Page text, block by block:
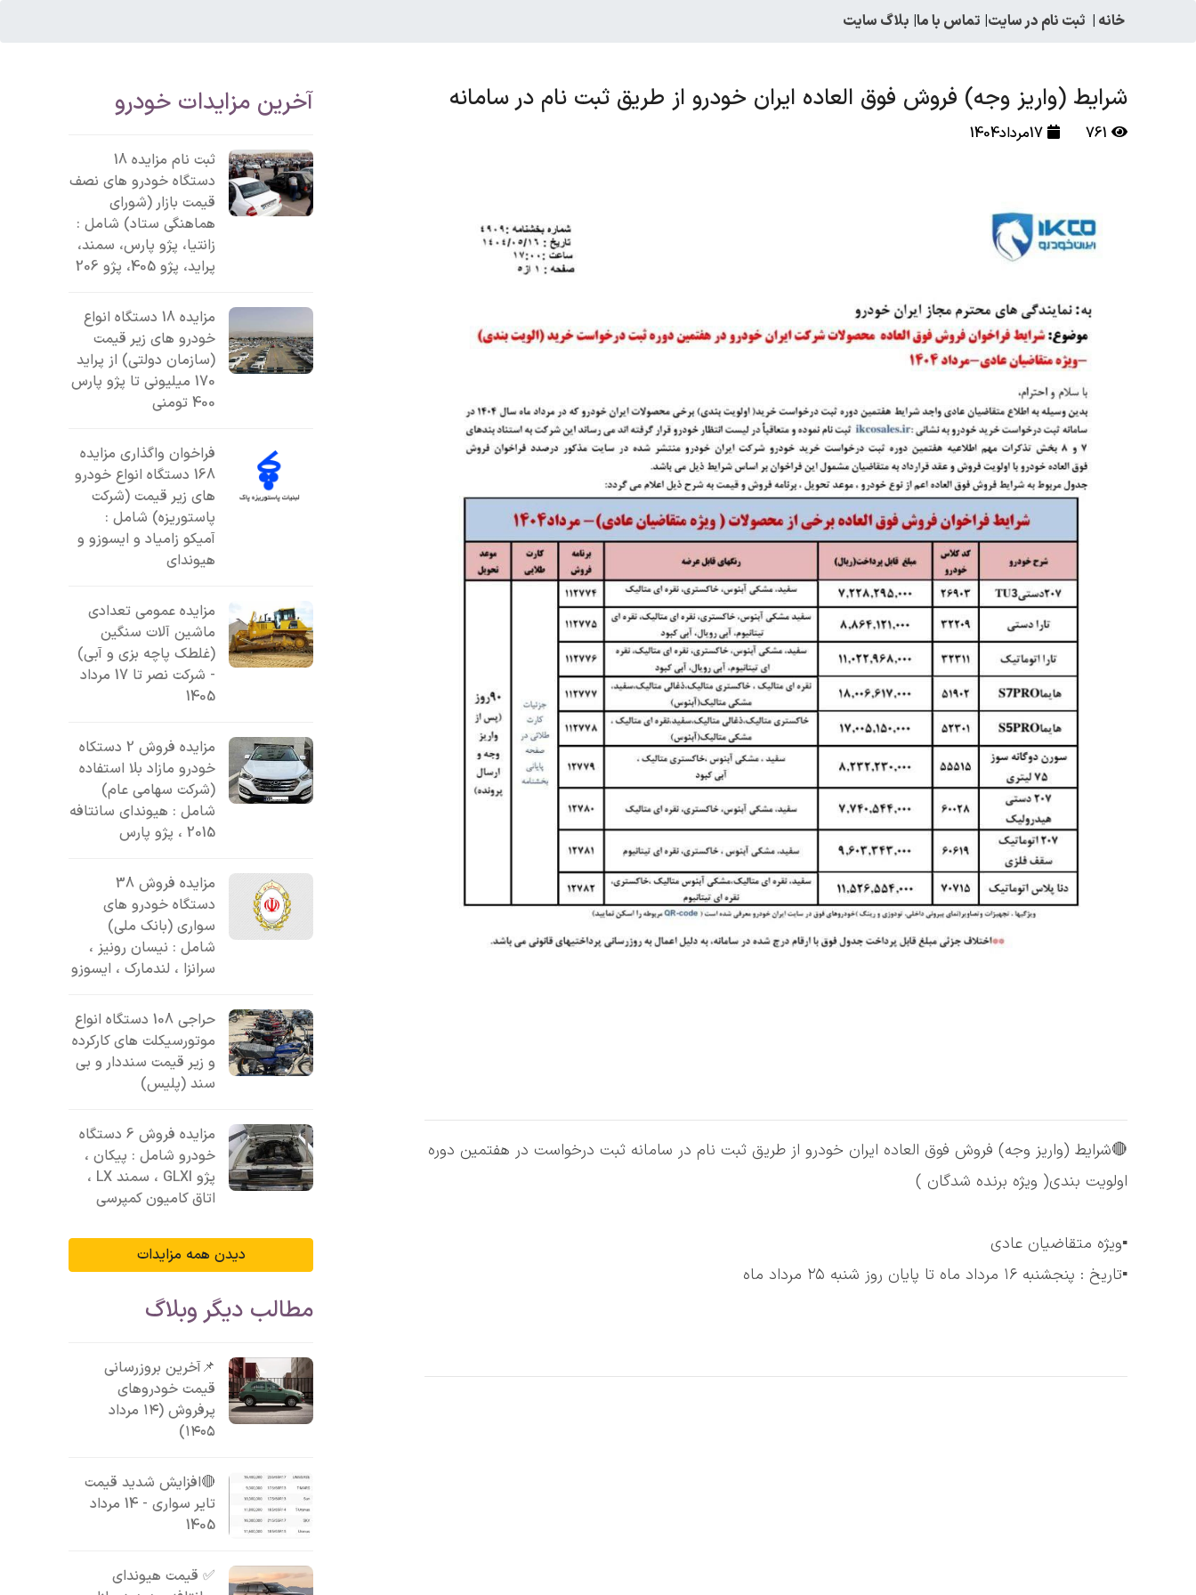
خانه | ثبت نام در سایت| تماس با ما| بلاگ سایت
شرایط (واریز وجه) فروش فوق العاده ایران خودرو از طریق ثبت نام در سامانه
761 17مرداد1404
🔴شرایط (واریز وجه) فروش فوق العاده ایران خودرو از طریق ثبت نام در سامانه ثبت درخواست در هفتمین دوره
اولویت بندی( ویژه برنده شدگان )
▪️ویژه متقاضیان عادی
▪️تاریخ : پنجشنبه ١۶ مرداد ماه تا پایان روز شنبه ٢۵ مرداد ماه
آخرین مزایدات خودرو
ثبت نام مزایده 18
دستگاه خودرو های نصف
قیمت بازار (شورای
هماهنگی ستاد) شامل :
زانتیا، پژو پارس، سمند،
پراید، پژو 405، پژو 206
مزایده 18 دستگاه انواع
خودرو های زیر قیمت
(سازمان دولتی) از پراید
170 میلیونی تا پژو پارس
400 تومنی
فراخوان واگذاری مزایده
168 دستگاه انواع خودرو
های زیر قیمت (شرکت
پاستوریزه) شامل :
آمیکو زامیاد و ایسوزو و
هیوندای
مزایده عمومی تعدادی
ماشین آلات سنگین
(غلطک پاچه بزی و آبی)
- شرکت نصر تا 17 مرداد
1405
مزایده فروش 2 دستکاه
خودرو مازاد بلا استفاده
(شرکت سهامی عام)
شامل : هیوندای سانتافه
2015 ، پژو پارس
مزایده فروش 38
دستگاه خودرو های
سواری (بانک ملی)
شامل : نیسان رونیز ،
سرانزا ، لندمارک ، ایسوزو
حراجی 108 دستگاه انواع
موتورسیکلت های کارکرده
و زیر قیمت سنددار و بی
سند (پلیس)
مزایده فروش 6 دستگاه
خودرو شامل : پیکان ،
پژو GLXI ، سمند LX ،
اتاق کامیون کمپرسی
دیدن همه مزایدات
مطالب دیگر وبلاگ
📌آخرین بروزرسانی
قیمت خودروهای
پرفروش (۱۴ مرداد
۱۴۰۵)
🔴افزایش شدید قیمت
تایر سواری - 14 مرداد
1405
✅ قیمت هیوندای